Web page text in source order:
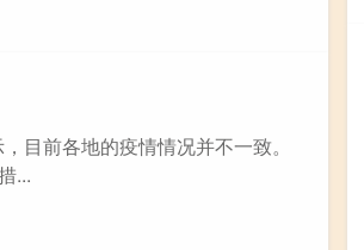
目前各地的疫情情况并不一致。
...